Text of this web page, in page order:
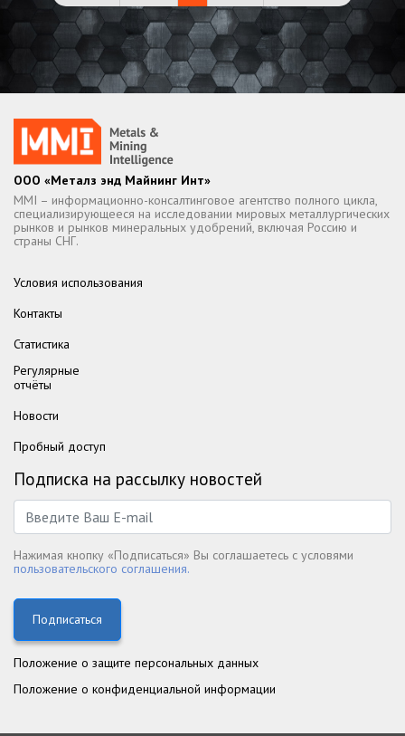
ООО «Металз энд Майнинг Инт»
MMI – информационно-консалтинговое агентство полного цикла,
специализирующееся на исследовании мировых металлургических
рынков и рынков минеральных удобрений, включая Россию и
страны СНГ.
Условия использования
Контакты
Статистика
Регулярные
отчёты
Новости
Пробный доступ
Подписка на рассылку новостей
Нажимая кнопку «Подписаться» Вы соглашаетесь с условями
пользовательского соглашения.
Подписаться
Положение о защите персональных данных
Положение о конфиденциальной информации